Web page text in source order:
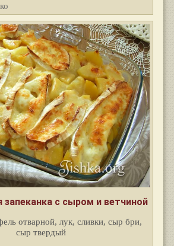
запеканка с сыром и ветчиной
отварной, лук, сливки, сыр бри,
сыр твердый